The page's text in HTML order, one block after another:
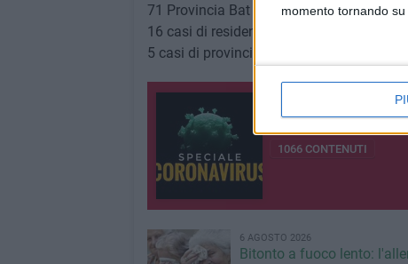
momento tornando
71 Provincia Bat
16 casi di residenti fuori regione
5 casi di provincia in via di definizione
Speciale
1066 CONTENUTI
6 AGOSTO 2026
Bitonto a fuoco lento: